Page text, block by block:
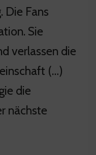
Die Fans
Sie
verlassen die
(…)
die
nächste